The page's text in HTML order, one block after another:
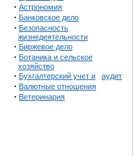
· Астрономия
· Банковское дело
· Безопасность
жизнедеятельности
· Биржевое дело
· Ботаника и сельское
хозяйство
· Бухгалтерский учет и аудит
· Валютные отношения
· Ветеринария